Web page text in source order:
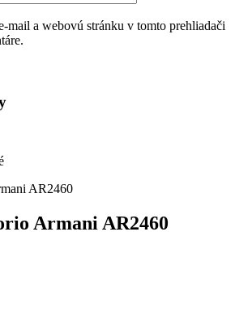
mail a webovú stránku v tomto prehliadači
Armani AR2460